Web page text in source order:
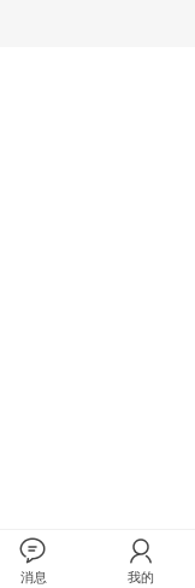
消息 我的